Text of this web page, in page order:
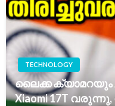
TECHNOLOGY
ലൈക്ക ക്യാമറയും
Xiaomi 17T